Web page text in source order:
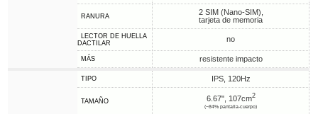
RANURA
2 SIM (Nano-SIM),
tarjeta de memoria
LECTOR DE HUELLA
DACTILAR
no
MÁS resistente impacto
TIPO IPS, 120Hz
TAMAÑO 6.67", 107cm2
(~84% pantalla-cuerpo)